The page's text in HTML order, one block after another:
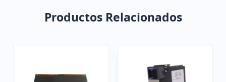
Productos Relacionados